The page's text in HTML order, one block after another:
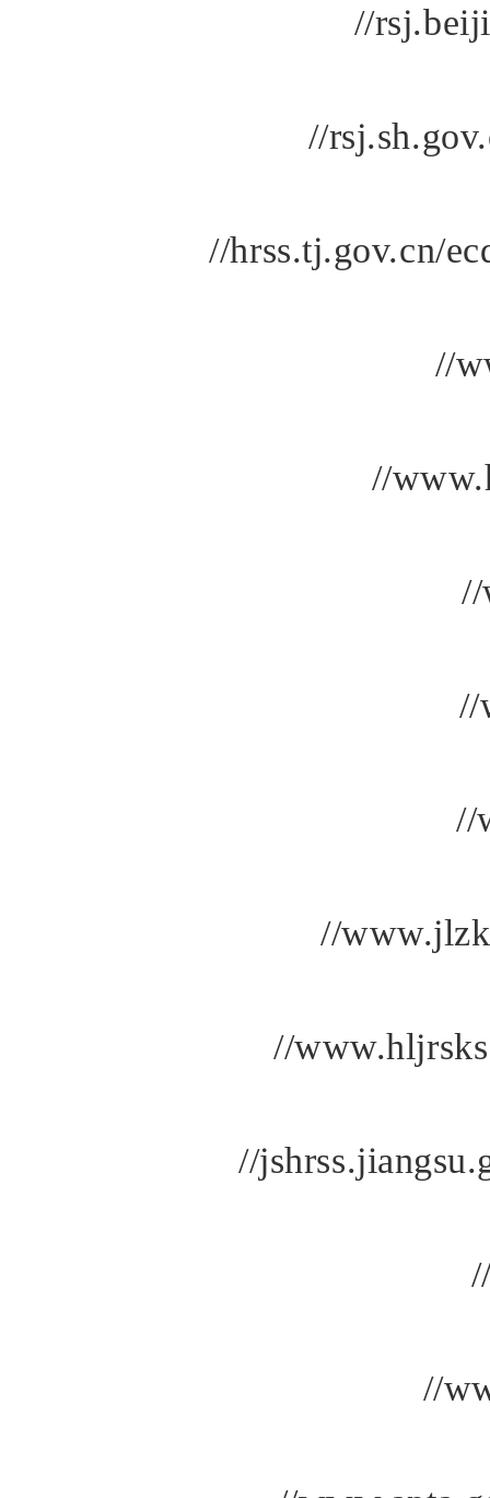
//
//
//hrss.tj.gov.cn/
//
//
//
//
//
//
//
//
//